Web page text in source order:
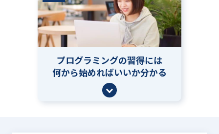
プログラミングの習得には
何から始めればいいか分かる